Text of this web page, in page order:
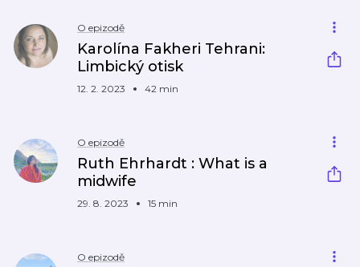
O epizodě
Karolína Fakheri Tehrani:
Limbický otisk
12. 2. 2023 42 min
O epizodě
Ruth Ehrhardt : What is a
midwife
29. 8. 2023 15 min
O epizodě